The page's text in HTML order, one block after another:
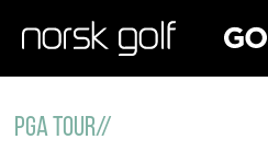
GOLFBOX
PGA TOUR//